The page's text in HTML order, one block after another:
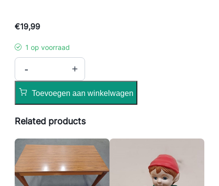
€19,99
1 op voorraad
D
k
M
e
l
- +
Toevoegen aan winkelwagen
Related products